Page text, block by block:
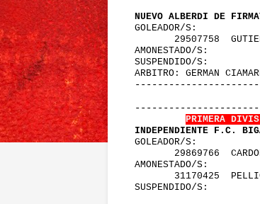
NUEVO ALBERDI DE
GOLEADOR/S:
29507758
AMONESTADO/S:
SUSPENDIDO/S:
ARBITRO:
PRIMERA
INDEPENDIENTE F.C.
GOLEADOR/S:
29869766  CARDONA
AMONESTADO/S:
31170425
SUSPENDIDO/S: